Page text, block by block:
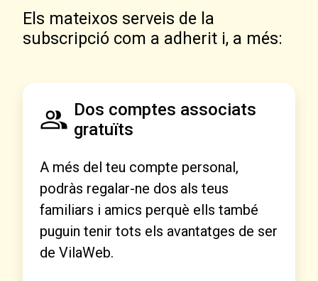
Els mateixos serveis de la
subscripció com a adherit i, a més:
Dos comptes associats
gratuïts
A més del teu compte personal,
podràs regalar-ne dos als teus
familiars i amics perquè ells també
puguin tenir tots els avantatges de ser
de VilaWeb.